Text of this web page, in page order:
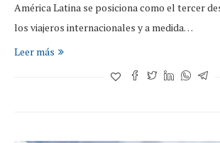
América Latina se posiciona como el tercer
los viajeros internacionales y a medida…
Leer más